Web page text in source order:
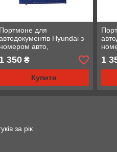
Портмоне для
Hyundai з
номером авто,
1 350₴
Купити
1
за рік